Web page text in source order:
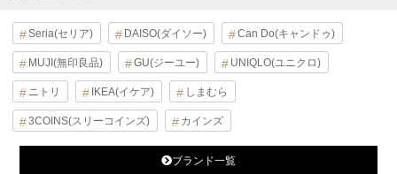
Seria(セリア) DAISO(ダイソー) Can Do(キャンドゥ)
MUJI(無印良品) GU(ジーユー) UNIQLO(ユニクロ)
ニトリ IKEA(イケア) しまむら
3COINS(スリーコインズ) カインズ
ブランド一覧